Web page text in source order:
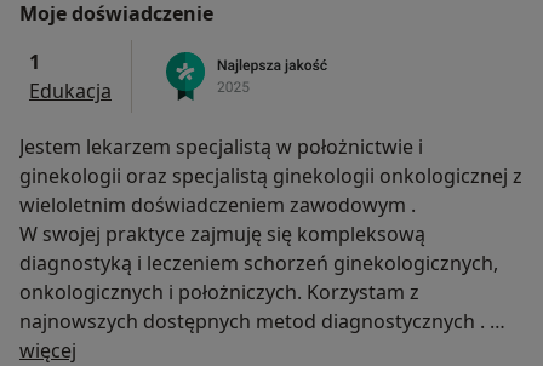
Moje doświadczenie
1
Edukacja
Jestem lekarzem specjalistą w położnictwie i
ginekologii oraz specjalistą ginekologii onkologicznej z
wieloletnim doświadczeniem zawodowym .
W swojej praktyce zajmuję się kompleksową
diagnostyką i leczeniem schorzeń ginekologicznych,
onkologicznych i położniczych. Korzystam z
najnowszych dostępnych metod diagnostycznych .
W leczeniu kieruje się indywidualnym holistycznym
więcej